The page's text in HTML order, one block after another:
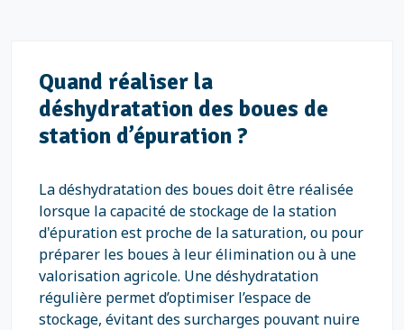
Quand réaliser la
déshydratation des boues de
station d’épuration ?
La déshydratation des boues doit être réalisée
lorsque la capacité de stockage de la station
d'épuration est proche de la saturation, ou pour
préparer les boues à leur élimination ou à une
valorisation agricole. Une déshydratation
régulière permet d’optimiser l’espace de
stockage, évitant des surcharges pouvant nuire